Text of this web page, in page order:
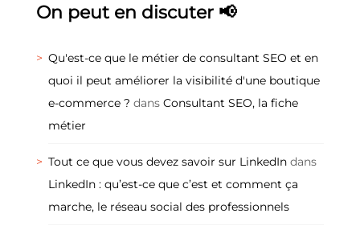
On peut en discuter 📢
Qu'est-ce que le métier de consultant SEO et en
quoi il peut améliorer la visibilité d'une boutique
e-commerce ? dans Consultant SEO, la fiche
métier
Tout ce que vous devez savoir sur LinkedIn dans
LinkedIn : qu’est-ce que c’est et comment ça
marche, le réseau social des professionnels